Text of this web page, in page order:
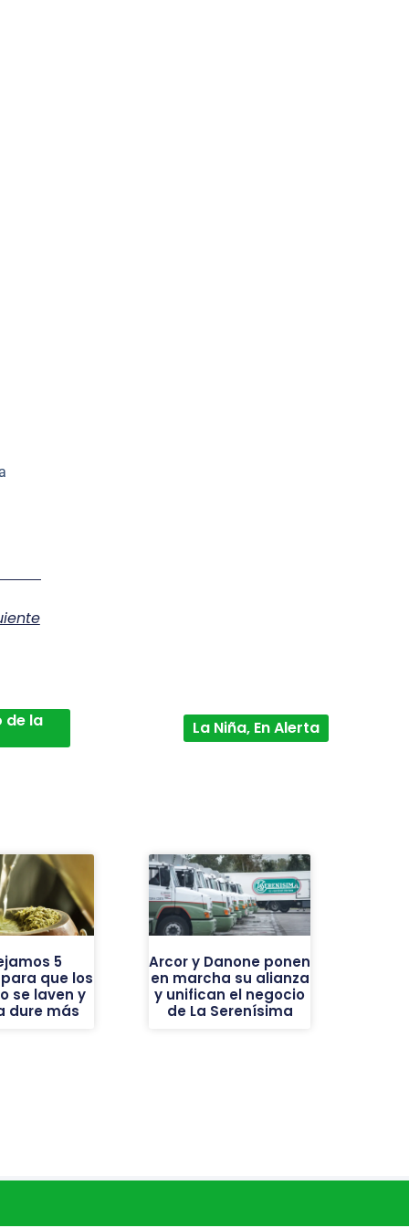
de la La Niña, En Alerta
5
que los
se laven y
dure más
Arcor y Danone ponen
en marcha su alianza
y unifican el negocio
de La Serenísima